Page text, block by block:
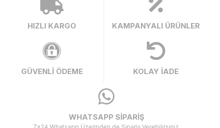
HIZLI KARGO KAMPANYALI ÜRÜNLER
GÜVENLİ ÖDEME KOLAY İADE
WHATSAPP SİPARİŞ
7x24 Whatsapp Üzerinden de Sipariş Verebilirsiniz.